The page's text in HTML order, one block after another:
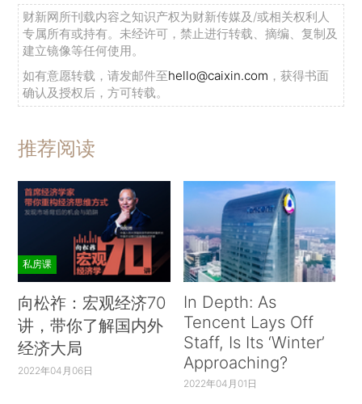
财新网所刊载内容之知识产权为财新传媒及/或相关权利人
专属所有或持有。未经许可，禁止进行转载、摘编、复制及
建立镜像等任何使用。
如有意愿转载，请发邮件至hello@caixin.com ，获得书面
确认及授权后，方可转载。
推荐阅读
私房课
向松祚：宏观经济70
讲，带你了解国内外
经济大局
2022年04月06日
In Depth: As
Tencent Lays Off
Staff, Is Its ‘Winter’
Approaching?
2022年04月01日